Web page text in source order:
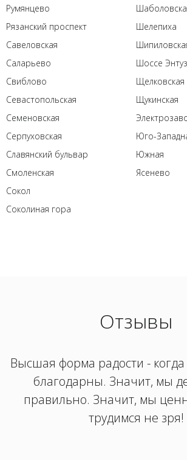
Румянцево
Рязанский проспект
Савеловская
Саларьево
Свиблово
Севастопольская
Семеновская
Серпуховская
Славянский бульвар
Смоленская
Сокол
Соколиная гора
Шелепиха
Шоссе
Щелковская
Щукинская
Юго-
Южная
Ясенево
Отзывы
Высшая форма радости -
благодарны. Значит, мы
правильно. Значит, мы
трудимся не зря!